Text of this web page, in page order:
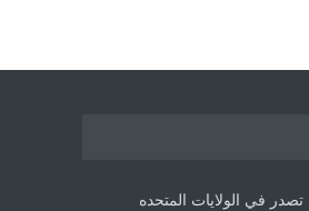
في الولايات المتحده